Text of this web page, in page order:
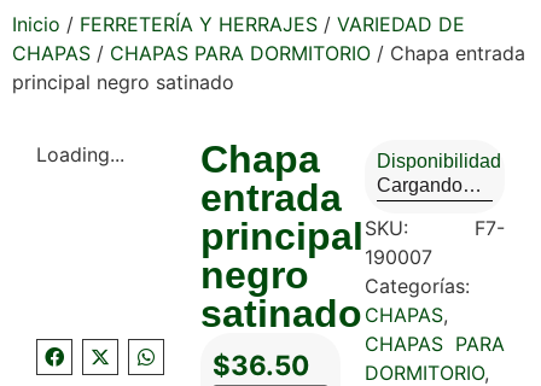
Inicio / FERRETERÍA Y HERRAJES / VARIEDAD DE
CHAPAS / CHAPAS PARA DORMITORIO / Chapa entrada
principal negro satinado
Loading...
Chapa
entrada
principal
negro
satinado
$36.50
Disponibilidad
Cargando…
SKU: F7-
190007
Categorías:
CHAPAS,
CHAPAS PARA
DORMITORIO,